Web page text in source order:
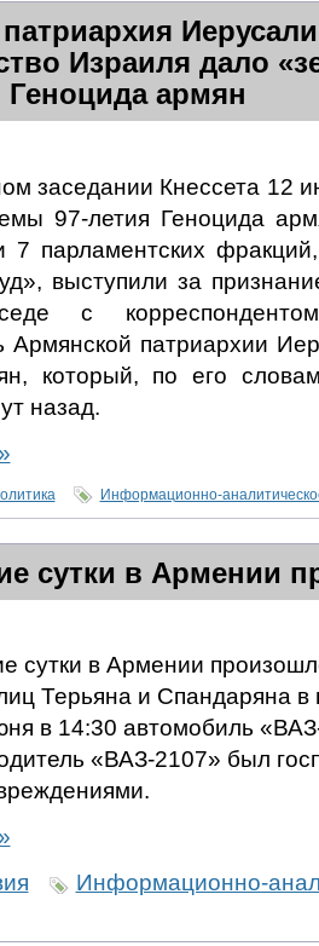
Израиля дало
армян
заседании Кнессета 12
97-летия Геноцида
7 парламентских
выступили за
с
Армянской патриархии
который, по его
назад.
»
Информационно-
сутки в Армении
сутки в Армении
Терьяна и Спандаряна
в 14:30 автомобиль
«ВАЗ-2107» был
»
Информационно-